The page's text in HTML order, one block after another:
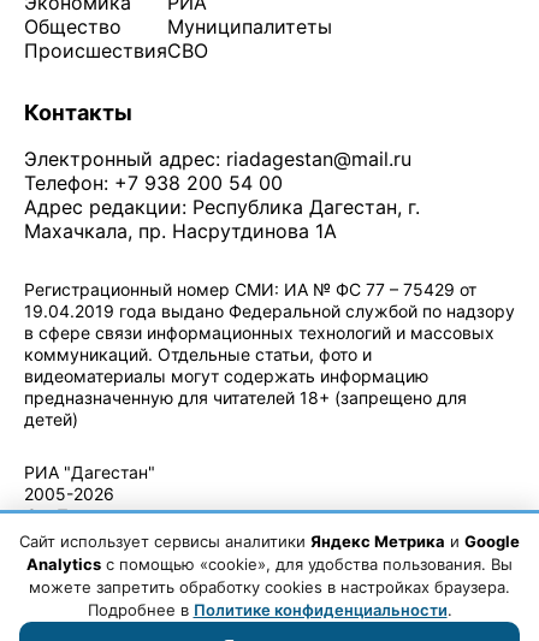
Общество
Происшествия
Муниципалитеты
СВО
Контакты
Электронный адрес: riadagestan@mail.ru
Телефон: +7 938 200 54 00
Адрес редакции: Республика Дагестан, г.
Махачкала, пр. Насрутдинова 1А
Регистрационный номер СМИ: ИА № ФС 77 – 75429 от
19.04.2019 года выдано Федеральной службой по надзору
в сфере связи информационных технологий и массовых
коммуникаций. Отдельные статьи, фото и
видеоматериалы могут содержать информацию
предназначенную для читателей 18+ (запрещено для
детей)
РИА "Дагестан"
2005-2026
© - Правила
использования
материалов.
Авторские
Сайт использует сервисы аналитики Яндекс Метрика и Google
Analytics с помощью «cookie», для удобства пользования. Вы
можете запретить обработку cookies в настройках браузера.
Подробнее в Политике конфиденциальности.